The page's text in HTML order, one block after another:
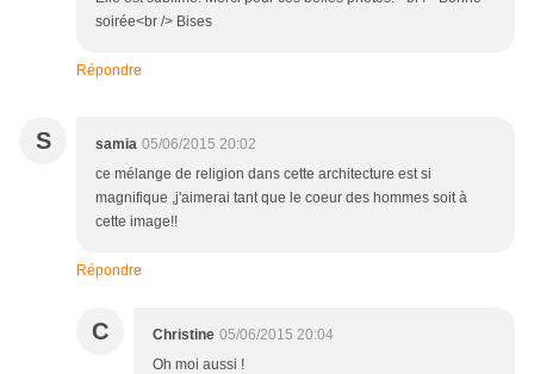
soirée<br /> Bises
Répondre
S samia 05/06/2015 20:02
ce mélange de religion dans cette architecture est si
magnifique ,j'aimerai tant que le coeur des hommes soit à
cette image!!
Répondre
C Christine 05/06/2015 20:04
Oh moi aussi !